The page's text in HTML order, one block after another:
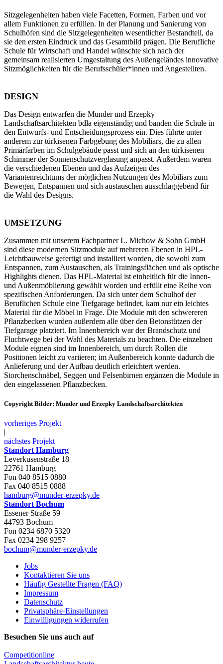
Sitzgelegenheiten haben viele Facetten, Formen, Farben und vor
allem Funktionen zu erfüllen. In der Planung und Sanierung von
Schulhöfen sind die Sitzgelegenheiten wesentlicher Bestandteil, da
sie den ersten Eindruck und das Gesamtbild prägen. Die Berufliche
Schule für Wirtschaft und Handel wünschte sich nach der
gemeinsam realisierten Umgestaltung des Außengeländes innovative
Sitzmöglichkeiten für die Berufsschüler*innen und Angestellten.
DESIGN
Das Design entwarfen die Munder und Erzepky
Landschaftsarchitekten bdla eigenständig und banden die Schule in
den Entwurfs- und Entscheidungsprozess ein. Dies führte unter
anderem zur türkisenen Farbgebung des Mobiliars, die zu allen
Primärfarben im Schulgebäude passt und sich an den türkisenen
Schimmer der Sonnenschutzverglasung anpasst. Außerdem waren
die verschiedenen Ebenen und das Aufzeigen des
Variantenreichtums der möglichen Nutzungen des Mobiliars zum
Bewegen, Entspannen und sich austauschen ausschlaggebend für
die Wahl des Designs.
UMSETZUNG
Zusammen mit unserem Fachpartner L. Michow & Sohn GmbH
sind diese modernen Sitzmodule auf mehreren Ebenen in HPL-
Leichtbauweise gefertigt und installiert worden, die sowohl zum
Entspannen, zum Austauschen, als Trainingsflächen und als optische
Highlights dienen. Das HPL-Material ist einheitlich für die Innen-
und Außenmöblierung gewählt worden und erfüllt eine Reihe von
spezifischen Anforderungen. Da sich unter dem Schulhof der
Beruflichen Schule eine Tiefgarage befindet, kam nur ein leichtes
Material für die Möbel in Frage. Die Module mit den schwereren
Pflanzbecken wurden außerdem alle über den Betonstützen der
Tiefgarage platziert. Im Innenbereich war der Brandschutz und
Fluchtwege bei der Wahl des Materials zu beachten. Die einzelnen
Module eignen sind im Innenbereich, um durch Rollen die
Positionen leicht zu variieren; im Außenbereich konnte dadurch die
Anlieferung und der Aufbau deutlich erleichtert werden.
Storchenschnäbel, Seggen und Felsenbirnen ergänzen die Module in
den eingelassenen Pflanzbecken.
Copyright Bilder: Munder und Erzepky Landschaftsarchitekten
vorheriges Projekt
|
nächstes Projekt
Standort Hamburg
Leverkusenstraße 18
22761 Hamburg
Fon 040 8515 0880
Fax 040 8515 0888
hamburg@munder-erzepky.de
Standort Bochum
Essener Straße 59
44793 Bochum
Fon 0234 6870 5320
Fax 0234 298 9257
bochum@munder-erzepky.de
Jobs
Kontaktieren Sie uns
Häufig Gestellte Fragen (FAQ)
Impressum
Datenschutz
Privatsphäre-Einstellungen
Einwilligungen widerrufen
Besuchen Sie uns auch auf
Competitionline